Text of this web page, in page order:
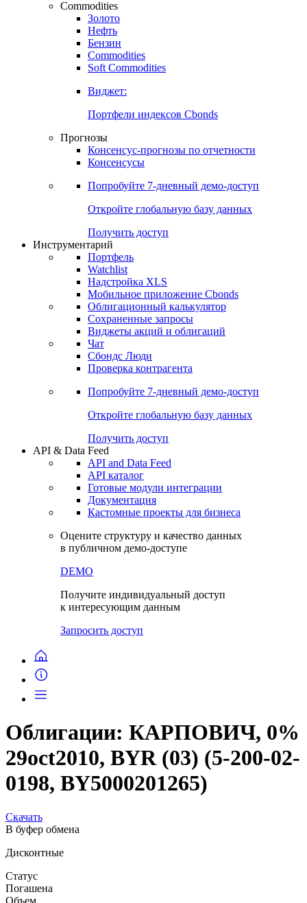
Commodities
Золото
Нефть
Бензин
Commodities
Soft Commodities
Виджет:
Портфели индексов Cbonds
Прогнозы
Консенсус-прогнозы по отчетности
Консенсусы
Попробуйте 7-дневный демо-доступ
Откройте глобальную базу данных
Получить доступ
Инструментарий
Портфель
Watchlist
Надстройка XLS
Мобильное приложение Cbonds
Облигационный калькулятор
Сохраненные запросы
Виджеты акций и облигаций
Чат
Сбондс Люди
Проверка контрагента
Попробуйте 7-дневный демо-доступ
Откройте глобальную базу данных
Получить доступ
API & Data Feed
API and Data Feed
API каталог
Готовые модули интеграции
Документация
Кастомные проекты для бизнеса
Оцените структуру и качество данных
в публичном демо-доступе
DEMO
Получите индивидуальный доступ
к интересующим данным
Запросить доступ
Облигации: КАРПОВИЧ, 0%
29oct2010, BYR (03) (5-200-02-
0198, BY5000201265)
Скачать
В буфер обмена
Дисконтные
Статус
Погашена
Объем